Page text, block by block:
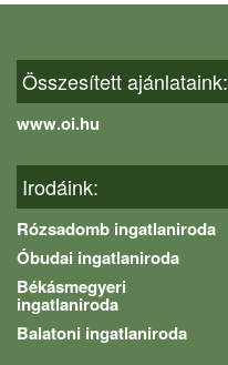
Összesített ajánlataink:
www.oi.hu
Irodáink:
Rózsadomb ingatlaniroda
Óbudai ingatlaniroda
Békásmegyeri
ingatlaniroda
Balatoni ingatlaniroda